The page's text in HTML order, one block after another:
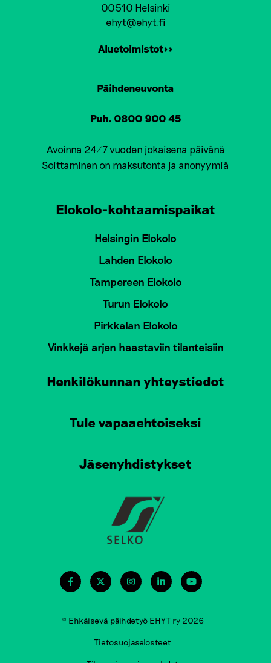
00510 Helsinki
ehyt@ehyt.fi
Aluetoimistot>>
Päihdeneuvonta
Puh. 0800 900 45
Avoinna 24/7 vuoden jokaisena päivänä
Soittaminen on maksutonta ja anonyymiä
Elokolo-kohtaamispaikat
Helsingin Elokolo
Lahden Elokolo
Tampereen Elokolo
Turun Elokolo
Pirkkalan Elokolo
Vinkkejä arjen haastaviin tilanteisiin
Henkilökunnan yhteystiedot
Tule vapaaehtoiseksi
Jäsenyhdistykset
© Ehkäisevä päihdetyö EHYT ry 2026
Tietosuojaselosteet